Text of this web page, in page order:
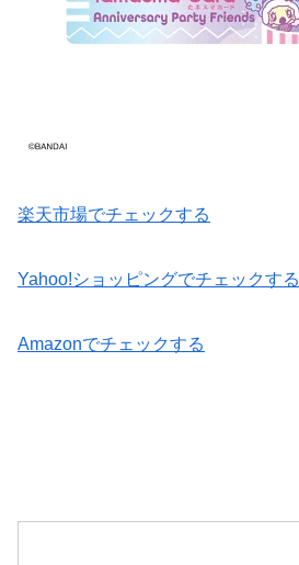
楽天市場でチェックする
Yahoo!ショッピングでチェックする
Amazonでチェックする